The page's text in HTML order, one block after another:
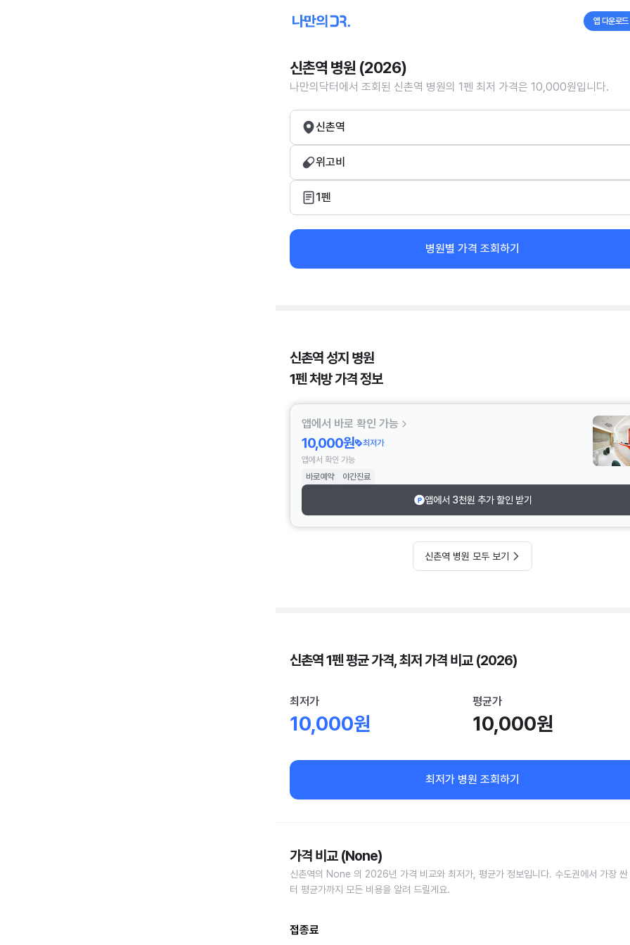
앱 다운로드
신촌역 병원 (2026)
나만의닥터에서 조회된 신촌역 병원의 1펜 최저 가격은 10,000원입니다.
신촌역
위고비
1펜
병원별 가격 조회하기
신촌역 성지 병원
1펜 처방 가격 정보
앱에서 바로 확인 가능
10,000원
최저가
앱에서 확인 가능
바로예약
야간진료
앱에서 3천원 추가 할인 받기
신촌역 병원 모두 보기
신촌역 1펜 평균 가격, 최저 가격 비교 (2026)
최저가
10,000원
평균가
10,000원
최저가 병원 조회하기
가격 비교 (None)
신촌역의 None 의 2026년 가격 비교와 최저가, 평균가 정보입니다. 수도권에서 가장 싼
터 평균가까지 모든 비용을 알려 드릴게요.
접종료